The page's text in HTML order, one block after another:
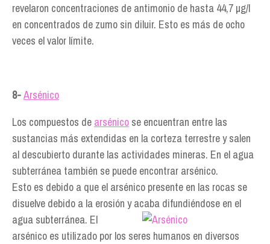
revelaron concentraciones de antimonio de hasta 44,7 µg/l
en concentrados de zumo sin diluir. Esto es más de ocho
veces el valor límite.
8-Arsénico
Los compuestos de arsénico se encuentran entre las
sustancias más extendidas en la corteza terrestre y salen
al descubierto durante las actividades mineras. En el agua
subterránea también se puede encontrar arsénico.
Esto es debido a que el arsénico presente en las rocas se
disuelve debido a la erosión y acaba difundiéndose en el
agua subterránea. El
arsénico es utilizado por los seres humanos en diversos